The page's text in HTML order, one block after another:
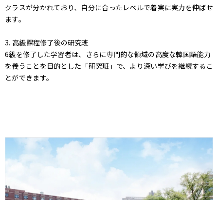
クラスが分かれており、自分に合ったレベルで着実に実力を伸ばせ
ます。
3. 高級課程修了後の研究班
6級を修了した学習者は、さらに専門的な領域の高度な韓国語能力
を養うことを目的とした「研究班」で、より深い学びを継続するこ
とができます。